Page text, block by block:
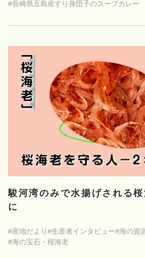
#長崎県五島産すり身団子のスープカレー
駿河湾のみで水揚げされる
に
#産地だより#生産者インタビュー#海の資
#海の宝石・桜海老